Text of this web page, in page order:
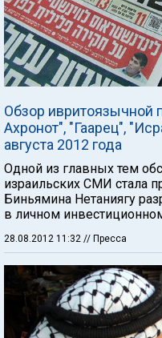
Обзор ивритоязычной
Ахронот", "Гаарец",
августа 2012 года
Одной из главных тем
израильских СМИ стала
Биньямина Нетаниягу
в личном
28.08.2012 11:32 // Пресса